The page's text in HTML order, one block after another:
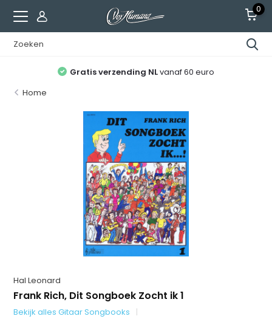
0
Gratis verzending NLvanaf 60 euro
Home
Hal Leonard
Frank Rich, Dit Songboek Zocht ik 1
Bekijk alles Gitaar Songbooks